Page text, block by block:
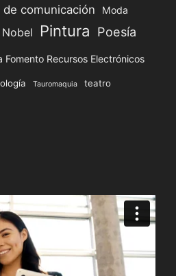
de comunicación Moda
Nobel Pintura Poesía
Fomento Recursos Electrónicos
Tauromaquia teatro